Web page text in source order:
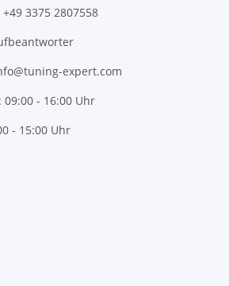
3375 2807558
expert.com
09:00 - 16:00 Uhr
- 15:00 Uhr